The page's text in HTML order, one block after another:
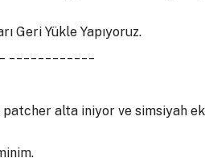
Geri Yükle Yapıyoruz.
alta iniyor ve simsiyah